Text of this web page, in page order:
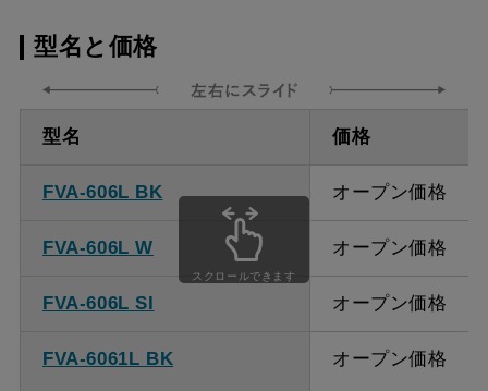
型名と価格
型名 価格
FVA-606L BK オープン価格
FVA-606L W オープン価格
FVA-606L SI オープン価格
FVA-6061L BK オープン価格
スクロールできます